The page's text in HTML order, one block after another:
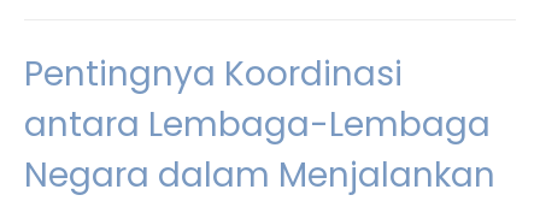
Pentingnya Koordinasi
antara Lembaga-Lembaga
Negara dalam Menjalankan